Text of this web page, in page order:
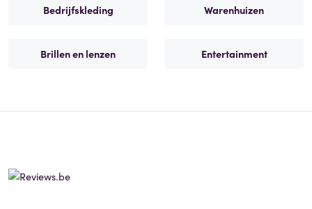
Bedrijfskleding Warenhuizen
Brillen en lenzen Entertainment